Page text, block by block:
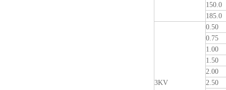
150.0
185.0
3KV
0.50
0.75
1.00
1.50
2.00
2.50